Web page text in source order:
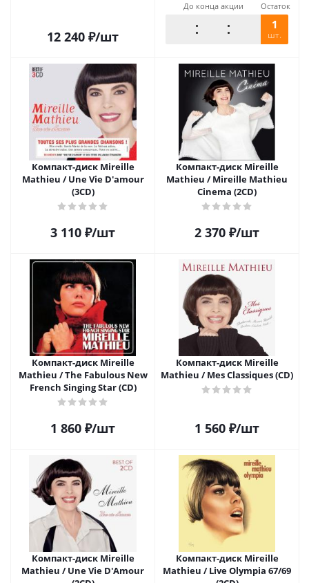
12 240 ₽/шт
До конца акции Остаток
1
шт.
Компакт-диск Mireille
Mathieu / Une Vie D'amour
(3CD)
3 110 ₽/шт
Компакт-диск Mireille
Mathieu / Mireille Mathieu
Cinema (2CD)
2 370 ₽/шт
Компакт-диск Mireille
Mathieu / The Fabulous New
French Singing Star (CD)
1 860 ₽/шт
Компакт-диск Mireille
Mathieu / Mes Classiques (CD)
1 560 ₽/шт
Компакт-диск Mireille
Mathieu / Une Vie D'Amour
Компакт-диск Mireille
Mathieu / Live Olympia 67/69